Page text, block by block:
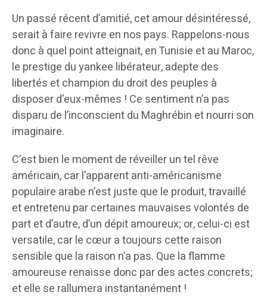
Un passé récent d’amitié, cet amour désintéressé,
serait à faire revivre en nos pays. Rappelons-nous
donc à quel point atteignait, en Tunisie et au Maroc,
le prestige du yankee libérateur, adepte des
libertés et champion du droit des peuples à
disposer d’eux-mêmes ! Ce sentiment n’a pas
disparu de l’inconscient du Maghrébin et nourri son
imaginaire.
C’est bien le moment de réveiller un tel rêve
américain, car l’apparent anti-américanisme
populaire arabe n’est juste que le produit, travaillé
et entretenu par certaines mauvaises volontés de
part et d’autre, d’un dépit amoureux; or, celui-ci est
versatile, car le cœur a toujours cette raison
sensible que la raison n’a pas. Que la flamme
amoureuse renaisse donc par des actes concrets;
et elle se rallumera instantanément !